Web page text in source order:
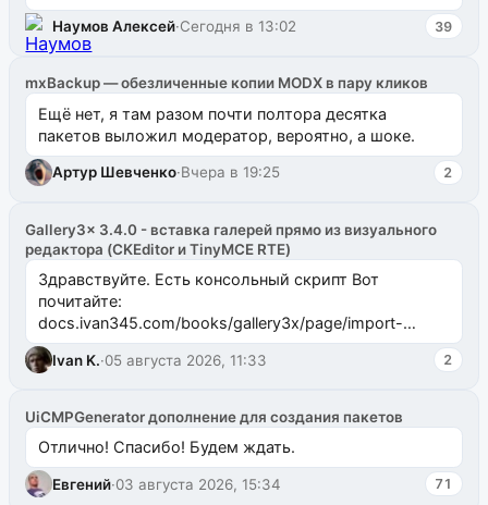
предложил очистить эту настройку, тогда
компонент н...
Наумов Алексей·Сегодня в 13:02 39
mxBackup — обезличенные копии MODX в пару кликов
Ещё нет, я там разом почти полтора десятка
пакетов выложил модератор, вероятно, а шоке.
Артур Шевченко·Вчера в 19:25 2
Gallery3x 3.4.0 - вставка галерей прямо из визуального
редактора (CKEditor и TinyMCE RTE)
Здравствуйте. Есть консольный скрипт Вот
почитайте:
docs.ivan345.com/books/gallery3x/page/import-
ms2galleryphp
Ivan K.·05 августа 2026, 11:33 2
UiCMPGenerator дополнение для создания пакетов
Отлично! Спасибо! Будем ждать.
Евгений·03 августа 2026, 15:34 71